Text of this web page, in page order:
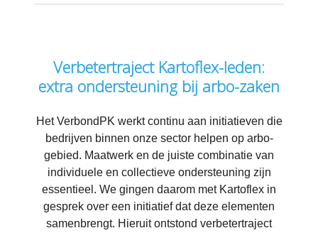
Verbetertraject Kartoflex-leden:
extra ondersteuning bij arbo-zaken
Het VerbondPK werkt continu aan initiatieven die
bedrijven binnen onze sector helpen op arbo-
gebied. Maatwerk en de juiste combinatie van
individuele en collectieve ondersteuning zijn
essentieel. We gingen daarom met Kartoflex in
gesprek over een initiatief dat deze elementen
samenbrengt. Hieruit ontstond verbetertraject